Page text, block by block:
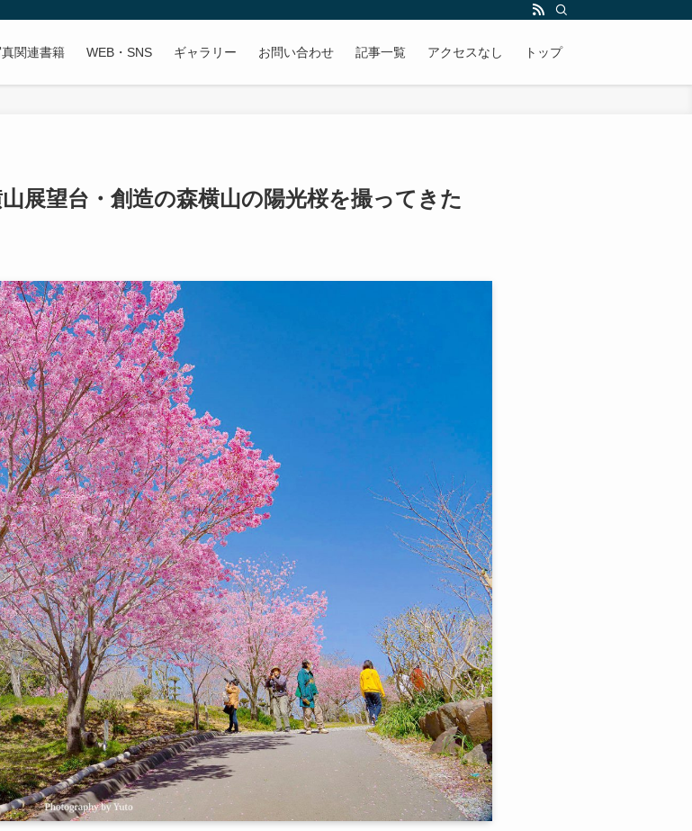
関連書籍 WEB・SNS ギャラリー お問い合わせ 記事一覧 アクセスなし トップ
山展望台・創造の森横山の陽光桜を撮ってきた